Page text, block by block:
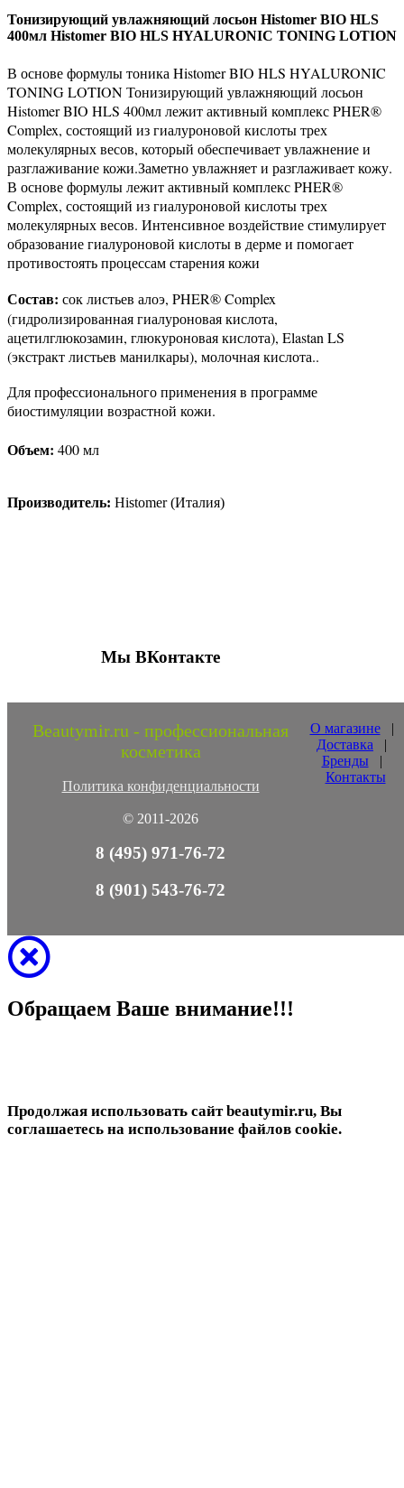
Тонизирующий увлажняющий лосьон Histomer BIO HLS
400мл Histomer BIO HLS HYALURONIC TONING LOTION
В основе формулы тоника Histomer BIO HLS HYALURONIC
TONING LOTION Тонизирующий увлажняющий лосьон
Histomer BIO HLS 400мл лежит активный комплекс PHER®
Complex, состоящий из гиалуроновой кислоты трех
молекулярных весов, который обеспечивает увлажнение и
разглаживание кожи.Заметно увлажняет и разглаживает кожу.
В основе формулы лежит активный комплекс PHER®
Complex, состоящий из гиалуроновой кислоты трех
молекулярных весов. Интенсивное воздействие стимулирует
образование гиалуроновой кислоты в дерме и помогает
противостоять процессам старения кожи
Состав: сок листьев алоэ, PHER® Complex
(гидролизированная гиалуроновая кислота,
ацетилглюкозамин, глюкуроновая кислота), Elastan LS
(экстракт листьев манилкары), молочная кислота..
Для профессионального применения в программе
биостимуляции возрастной кожи.
Объем: 400 мл
Производитель: Histomer (Италия)
Мы ВКонтакте
Beautymir.ru - профессиональная
косметика
Политика конфиденциальности
© 2011-2026
О магазине|
Доставка |
Бренды |
Контакты
8 (495) 971-76-72
8 (901) 543-76-72
Обращаем Ваше внимание!!!
Продолжая использовать сайт beautymir.ru, Вы
соглашаетесь на использование файлов cookie.